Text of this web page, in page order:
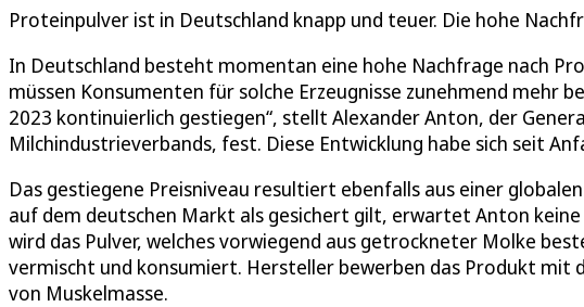
Proteinpulver ist in Deutschland knapp und teuer. Die hohe
In Deutschland besteht momentan eine hohe Nachfrage nach
müssen Konsumenten für solche Erzeugnisse zunehmend mehr
2023 kontinuierlich gestiegen“, stellt Alexander Anton, der
Milchindustrieverbands, fest. Diese Entwicklung habe sich seit
Das gestiegene Preisniveau resultiert ebenfalls aus einer
auf dem deutschen Markt als gesichert gilt, erwartet Anton
wird das Pulver, welches vorwiegend aus getrockneter Molke
vermischt und konsumiert. Hersteller bewerben das Produkt mit
von Muskelmasse.